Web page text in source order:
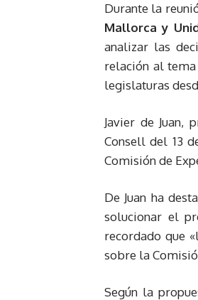
Durante la
Mallorca y
analizar las
relación al
legislaturas
Javier de Juan,
Consell del 13
Comisión de
De Juan ha
solucionar el
recordado que
sobre la
Según la